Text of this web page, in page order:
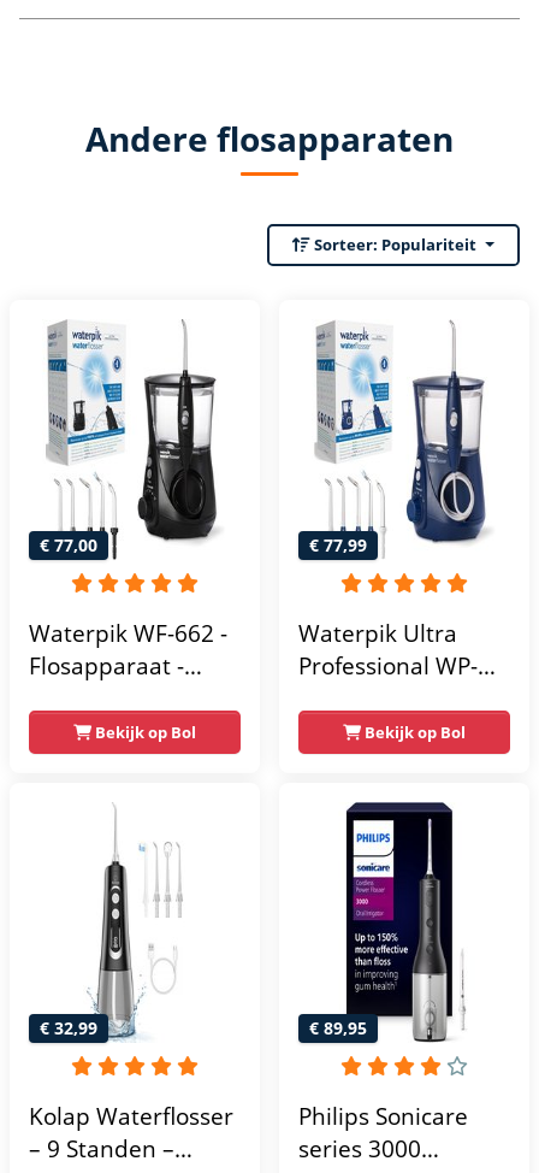
Andere flosapparaten
Sorteer: Populariteit
€ 77,00
Waterpik WF-662 -
Flosapparaat -
v.d. WP662Bekijk op Bol
€ 77,99
Waterpik Ultra
Professional WP-
– Blauw – 10
Drukstanden – 7
Opzetstukken
Bekijk op Bol
€ 32,99
Kolap Waterflosser
– 9 Standen –
€ 89,95
Philips Sonicare
series 3000